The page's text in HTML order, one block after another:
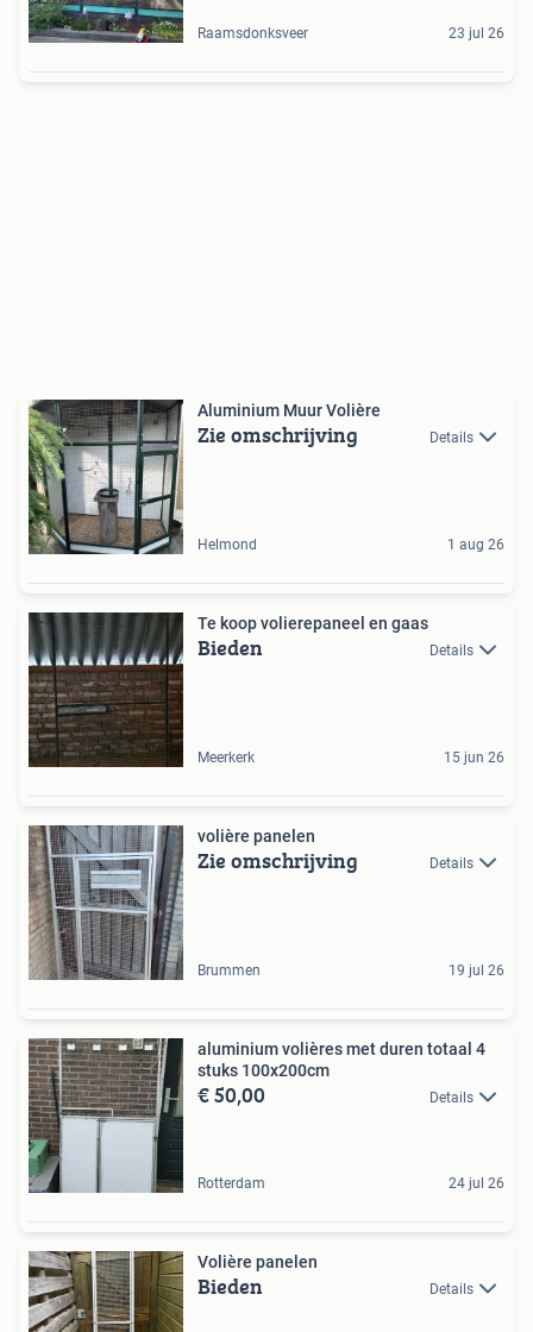
Raamsdonksveer 23 jul 26
Aluminium Muur Volière
Zie omschrijving Details
Helmond 1 aug 26
Te koop volierepaneel en gaas
Bieden Details
Meerkerk 15 jun 26
volière panelen
Zie omschrijving Details
Brummen 19 jul 26
aluminium volières met duren totaal 4
stuks 100x200cm
€ 50,00 Details
Rotterdam 24 jul 26
Volière panelen
Bieden Details